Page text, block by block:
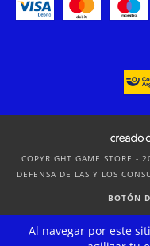
Al navegar por este
COPYRIGHT GAME STORE -
DEFENSA DE LAS Y LOS
BOTÓN